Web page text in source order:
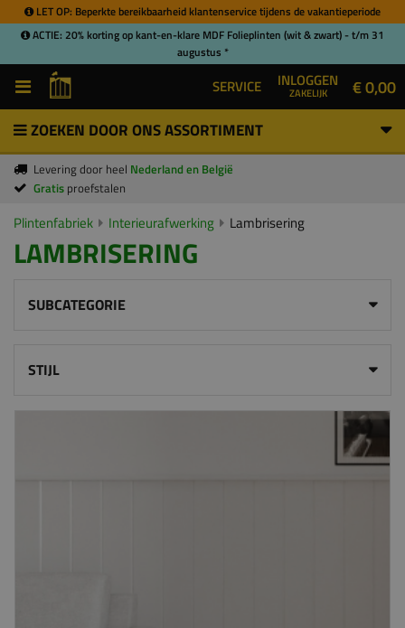
LET OP: Beperkte bereikbaarheid klantenservice tijdens de vakantieperiode
ACTIE: 20% korting op kant-en-klare MDF Folieplinten (wit & zwart) - t/m 31
augustus *
SERVICE INLOGGEN
ZAKELIJK € 0,00
ZOEKEN DOOR ONS ASSORTIMENT
Levering door heel Nederland en België
Gratis proefstalen
Plintenfabriek Interieurafwerking Lambrisering
LAMBRISERING
SUBCATEGORIE
STIJL